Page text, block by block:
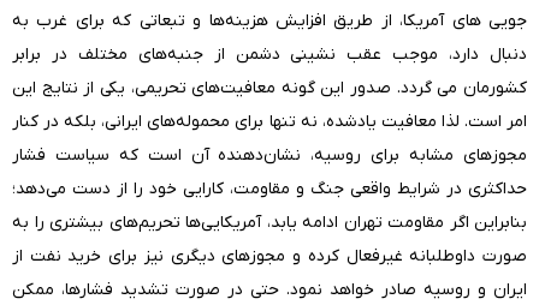
جویی های آمریکا، از طریق افزایش هزینه‌ها و تبعاتی که برای غرب به
دنبال دارد، موجب عقب نشینی دشمن از جنبه‌های مختلف در برابر
کشورمان می گردد. صدور این گونه معافیت‌های تحریمی، یکی از نتایج این
امر است. لذا معافیت یادشده، نه تنها برای محموله‌های ایرانی، بلکه در کنار
مجوزهای مشابه برای روسیه، نشان‌دهنده آن است که سیاست فشار
حداکثری در شرایط واقعی جنگ و مقاومت، کارایی خود را از دست می‌دهد؛
بنابراین اگر مقاومت تهران ادامه یابد، آمریکایی‌ها تحریم‌های بیشتری را به
صورت داوطلبانه غیرفعال کرده و مجوز‌های دیگری نیز برای خرید نفت از
ایران و روسیه صادر خواهد نمود. حتی در صورت تشدید فشارها، ممکن